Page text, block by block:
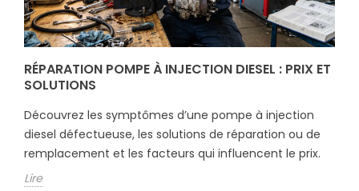
RÉPARATION POMPE À INJECTION DIESEL : PRIX ET
SOLUTIONS
Découvrez les symptômes d’une pompe à injection
diesel défectueuse, les solutions de réparation ou de
remplacement et les facteurs qui influencent le prix.
Lire